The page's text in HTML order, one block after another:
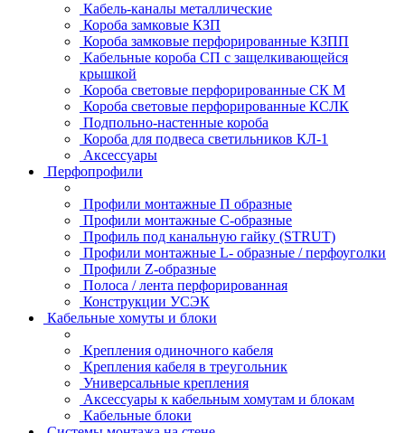
Кабель-каналы металлические
Короба замковые КЗП
Короба замковые перфорированные КЗПП
Кабельные короба СП с защелкивающейся
крышкой
Короба световые перфорированные СК М
Короба световые перфорированные КСЛК
Подпольно-настенные короба
Короба для подвеса светильников КЛ-1
Аксессуары
Перфопрофили
Профили монтажные П образные
Профили монтажные C-образные
Профиль под канальную гайку (STRUT)
Профили монтажные L- образные / перфоуголки
Профили Z-образные
Полоса / лента перфорированная
Конструкции УСЭК
Кабельные хомуты и блоки
Крепления одиночного кабеля
Крепления кабеля в треугольник
Универсальные крепления
Аксессуары к кабельным хомутам и блокам
Кабельные блоки